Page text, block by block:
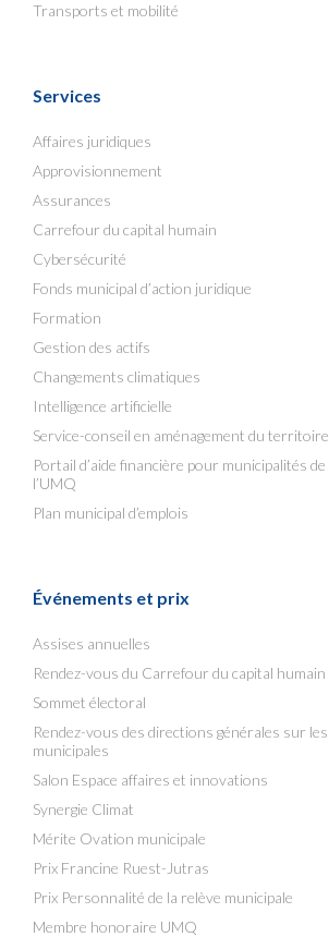
Transports et mobilité
Services
Affaires juridiques
Approvisionnement
Assurances
Carrefour du capital humain
Cybersécurité
Fonds municipal d’action juridique
Formation
Gestion des actifs
Changements climatiques
Intelligence artificielle
Service-conseil en aménagement du territoire
Portail d’aide financière pour municipalités
l’UMQ
Plan municipal d’emplois
Événements et prix
Assises annuelles
Rendez-vous du Carrefour du capital
Sommet électoral
Rendez-vous des directions générales sur
municipales
Salon Espace affaires et innovations
Synergie Climat
Mérite Ovation municipale
Prix Francine Ruest-Jutras
Prix Personnalité de la relève municipale
Membre honoraire UMQ